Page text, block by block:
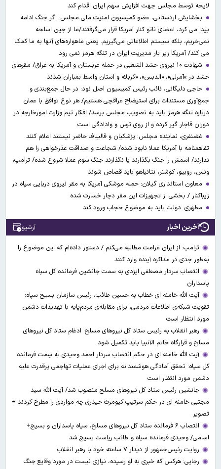
لایحه توسط مجلس جهت افزایش سهم ایران اقدام کند
بخشایش اردستانی، عضو کمیسیون امنیت ملی مجلس: اگر جنگ ادامه
پیدا می کرد، اعضای ناتو کنار آمریکا قرار می‌گرفتند/ما از چین اسلحه
نمی‌خریم، بلکه سیستم اطلاعاتی می‌گیریم. یعنی ماهواره‌های آنها به ما کمک
می کند/ آمریکا زیر بار مدیریت ایران در تنگه هرمز نمی رود
شهادت ۱۰ نیروی حشد الشعبی در حمله عربستان و آمریکا به عراق/ مقرهای
حشد در »آمرلی»، «الدبس»، «کربلا« و استان واسط بمباران شدند
حاجی دلیگانی، نائب رئیس کمیسیون اصل نود: در حال جمع‌بندی و
جمع‌آوری مستندات برای استیضاح عراقچی هستیم/ هر نوع توافق با عمان
درباره تنگه هرمز باید به تصویب مجلس برسد/ افکار تیم وزارت امورخارجه در
دوران قاجار گیر کرده و از روی ترس و وادادگی است
غضنفری، نماینده مجلس: پزشکیان و قالیباف حاضر نیستند اعلام کنند
تفاهمنامه با آمریکا عملا نابود شده/ شجاعت و صداقت عذرخواهی را هم
ندارند/ اسمش را جنگ بگذارند یا نگذارند جنگ سوم عملا شروع شده/ ترامپ،
ونس، روبیو، کوشنر، نتانیاهو باید قصاص شوند
معاون استانداری گیلان: حمله موشکی آمریکا به مقر نیروی دریایی سپاه در
زیباکنار / بخشی از تجهیزات این مقر دچار خسارت شده
مطهری: دولت باید به موضوع حجاب ورود کند
آخرین اخبار آرشیو
ترامپ: از ایران غرامت مطالبه می‌کنم / دستور داده‌ام که این موضوع را
به‌طور جدی در مذاکره آینده وارد کنند
انتصاب سردار مصطفی ایزدی به سمت جانشین فرمانده کل سپاه
پاسداران
آیت الله خامنه ای خطاب به حسین طائب، رئیس سازمان بسیج سپاه:
تقویت شبکه‌ی اطلاعات مردمی، برای مقابله‌ی مردم‌پایه با تهدیدات دشمن
مورد انتظار است
رهبر انقلاب به رئیس ستاد کل نیرو‌های مسلح: ادغام ستاد کل نیرو‌های
مسلح و قرارگاه خاتم الانبیا باید تکمیل شود
آیت الله خامنه ای در حکم انتصاب سردار احمد وحیدی به سِمت فرمانده
کل سپاه: تحقق آمادگی هوشمندانه برای اجرای عملیات تهاجمی پرقدرت علیه
دشمن مورد انتظار است
جانشین رئیس ستاد کل نیروهای مسلح منصوب شد/ آیت الله سید
مجتبی خامنه ای در حکم سرتیپ کیومرث حیدری چه مواردی را مطرح کردند +
تصویر
انتصاب ۶ فرمانده ستاد کل نیروهای مسلح، سپاه پاسداران و بسیج+
اسامی/ وحیدی فرمانده سپاه و طائب ریاست بسیج شد
روایت رئیس‌جمهور از دیدار ۷ ساعته خود با رهبر انقلاب
رجایی: هرکس که خبری به او رسیده، نیازی نیست در مورد وقایع جنگ